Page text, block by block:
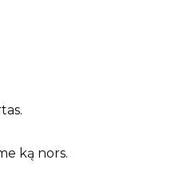
ką nors.